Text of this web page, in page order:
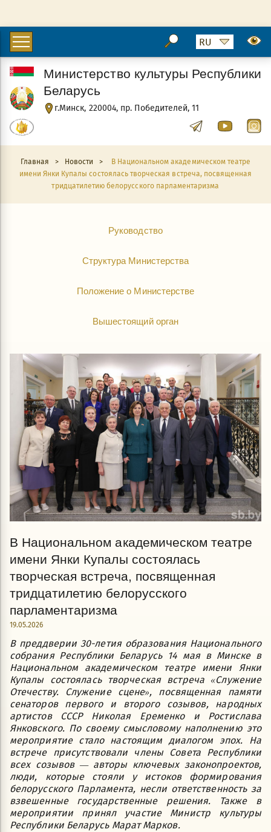
г.Минск, 220004, пр. Победителей, 11
Министерство культуры Республики
Беларусь
Главная > Новости >
В Национальном академическом театре
имени Янки Купалы состоялась творческая встреча, посвященная
тридцатилетию белорусского парламентаризма
Руководство
Структура Министерства
Положение о Министерстве
Вышестоящий орган
В Национальном академическом театре
имени Янки Купалы состоялась
творческая встреча, посвященная
тридцатилетию белорусского
парламентаризма
19.05.2026
В преддверии 30-летия образования Национального
собрания Республики Беларусь 14 мая в Минске в
Национальном академическом театре имени Янки
Купалы состоялась творческая встреча «Служение
Отечеству. Служение сцене», посвященная памяти
сенаторов первого и второго созывов, народных
артистов СССР Николая Еременко и Ростислава
Янковского. По своему смысловому наполнению это
мероприятие стало настоящим диалогом эпох. На
встрече присутствовали члены Совета Республики
всех созывов — авторы ключевых законопроектов,
люди, которые стояли у истоков формирования
белорусского Парламента, несли ответственность за
взвешенные государственные решения. Также в
мероприятии принял участие Министр культуры
Республики Беларусь Марат Марков.